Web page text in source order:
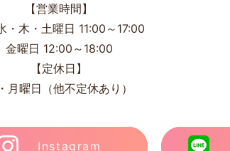
【営業時間】
・木・土曜日 11:00～17:00
金曜日 12:00～18:00
【定休日】
月曜日（他不定休あり）
Instagram